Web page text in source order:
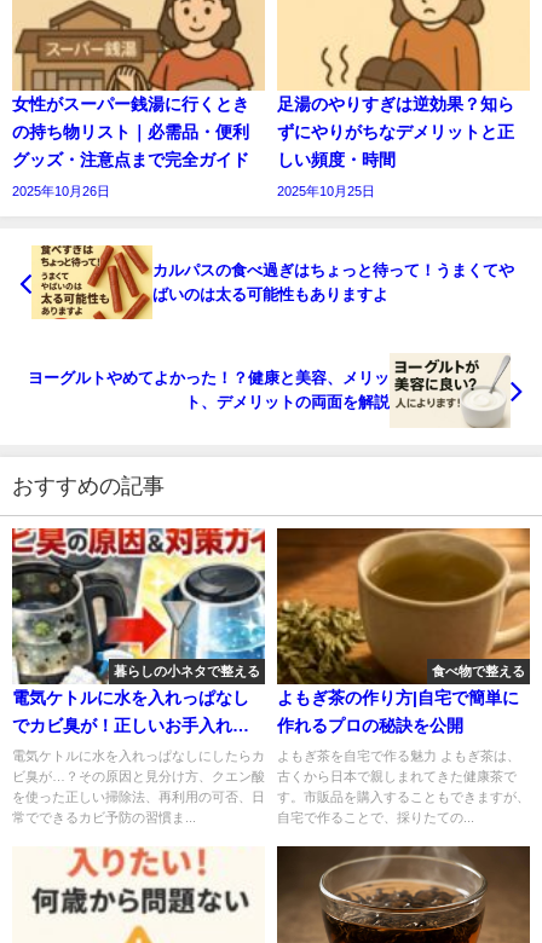
女性がスーパー銭湯に行くとき
の持ち物リスト｜必需品・便利
グッズ・注意点まで完全ガイド
2025年10月26日
足湯のやりすぎは逆効果？知ら
ずにやりがちなデメリットと正
しい頻度・時間
2025年10月25日
カルパスの食べ過ぎはちょっと待って！うまくてや
ばいのは太る可能性もありますよ
ヨーグルトやめてよかった！？健康と美容、メリッ
ト、デメリットの両面を解説
おすすめの記事
暮らしの小ネタで整える
電気ケトルに水を入れっぱなし
でカビ臭が！正しいお手入れと
予防策
電気ケトルに水を入れっぱなしにしたらカ
ビ臭が…？その原因と見分け方、クエン酸
を使った正しい掃除法、再利用の可否、日
常でできるカビ予防の習慣ま...
食べ物で整える
よもぎ茶の作り方|自宅で簡単に
作れるプロの秘訣を公開
よもぎ茶を自宅で作る魅力 よもぎ茶は、
古くから日本で親しまれてきた健康茶で
す。市販品を購入することもできますが、
自宅で作ることで、採りたての...